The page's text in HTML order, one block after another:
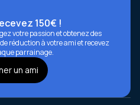
150€ !
votre passion et obtenez des
réduction à votre ami et recevez
parrainage.
un ami